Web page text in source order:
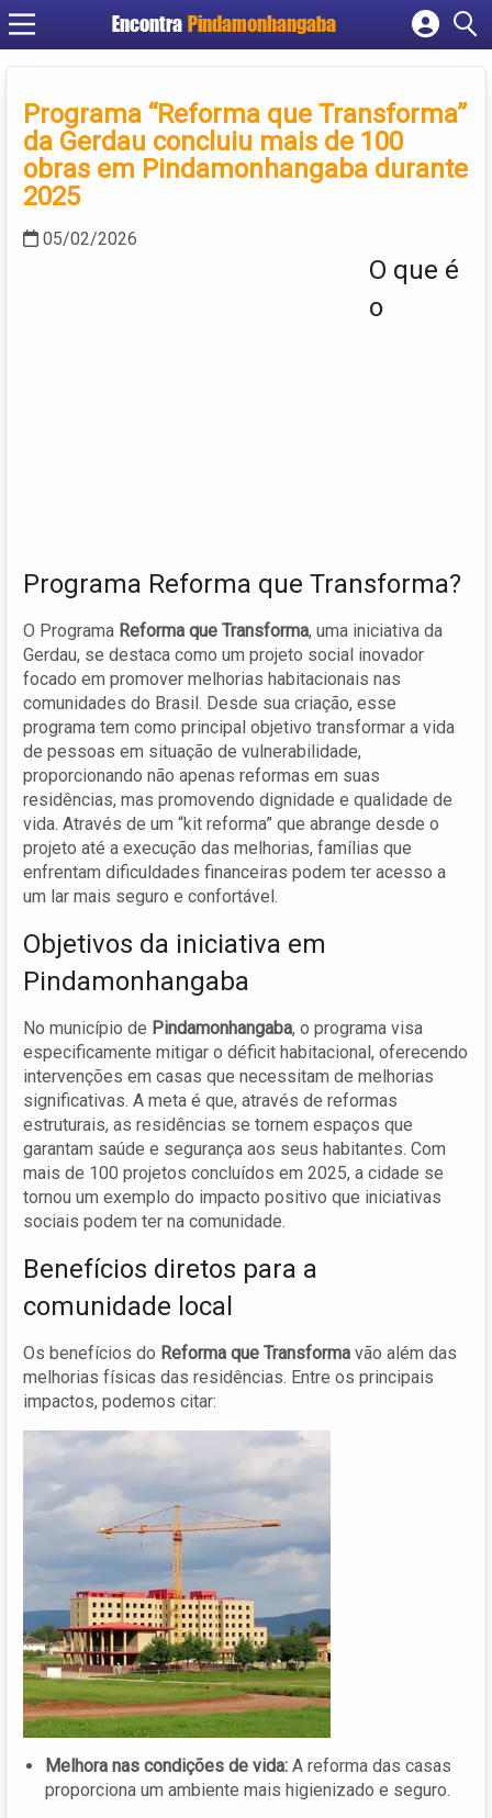
Encontra Pindamonhangaba
Cadastrar empresa
Criar conta
Programa “Reforma que Transforma”
da Gerdau concluiu mais de 100
obras em Pindamonhangaba durante
2025
05/02/2026
O que é
o
Programa Reforma que Transforma?
O Programa Reforma que Transforma, uma iniciativa da
Gerdau, se destaca como um projeto social inovador
focado em promover melhorias habitacionais nas
comunidades do Brasil. Desde sua criação, esse
programa tem como principal objetivo transformar a vida
de pessoas em situação de vulnerabilidade,
proporcionando não apenas reformas em suas
residências, mas promovendo dignidade e qualidade de
vida. Através de um “kit reforma” que abrange desde o
projeto até a execução das melhorias, famílias que
enfrentam dificuldades financeiras podem ter acesso a
um lar mais seguro e confortável.
Objetivos da iniciativa em
Pindamonhangaba
No município de Pindamonhangaba, o programa visa
especificamente mitigar o déficit habitacional, oferecendo
intervenções em casas que necessitam de melhorias
significativas. A meta é que, através de reformas
estruturais, as residências se tornem espaços que
garantam saúde e segurança aos seus habitantes. Com
mais de 100 projetos concluídos em 2025, a cidade se
tornou um exemplo do impacto positivo que iniciativas
sociais podem ter na comunidade.
Benefícios diretos para a
comunidade local
Os benefícios do Reforma que Transforma vão além das
melhorias físicas das residências. Entre os principais
impactos, podemos citar:
Melhora nas condições de vida: A reforma das casas
proporciona um ambiente mais higienizado e seguro.